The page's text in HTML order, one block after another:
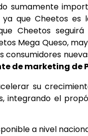
sumamente
ya que Cheetos
Cheetos
Mega Queso,
consumidores
de marketing de
su
integrando el
a nivel